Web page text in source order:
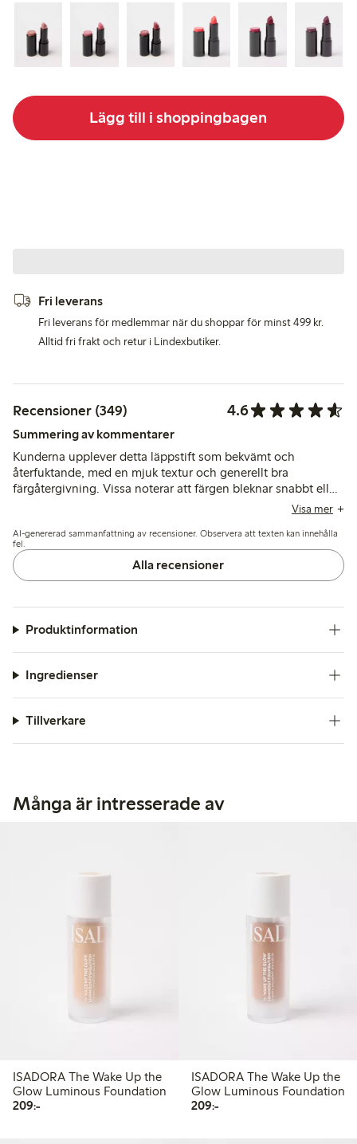
Lägg till i shoppingbagen
Fri leverans
Fri leverans för medlemmar när du shoppar för minst 499 kr.
Alltid fri frakt och retur i Lindexbutiker.
Recensioner (349) 4.6
Summering av kommentarer
Kunderna upplever detta läppstift som bekvämt och
återfuktande, med en mjuk textur och generellt bra
färgåtergivning. Vissa noterar att färgen bleknar snabbt eller
ser mörkare ut än förväntat, medan några nämner torrhet
Visa mer
AI-genererad sammanfattning av recensioner. Observera att texten kan innehålla
fel.
Alla recensioner
Produktinformation
Ingredienser
Tillverkare
Många är intresserade av
ISADORA The Wake Up the
Glow Luminous Foundation
209:-209,00 kr
ISADORA The Wake Up the
Glow Luminous Foundation
209:-209,00 kr